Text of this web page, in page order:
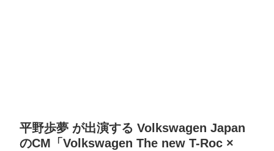
平野歩夢 が出演する Volkswagen Japan
のCM「Volkswagen The new T-Roc ×